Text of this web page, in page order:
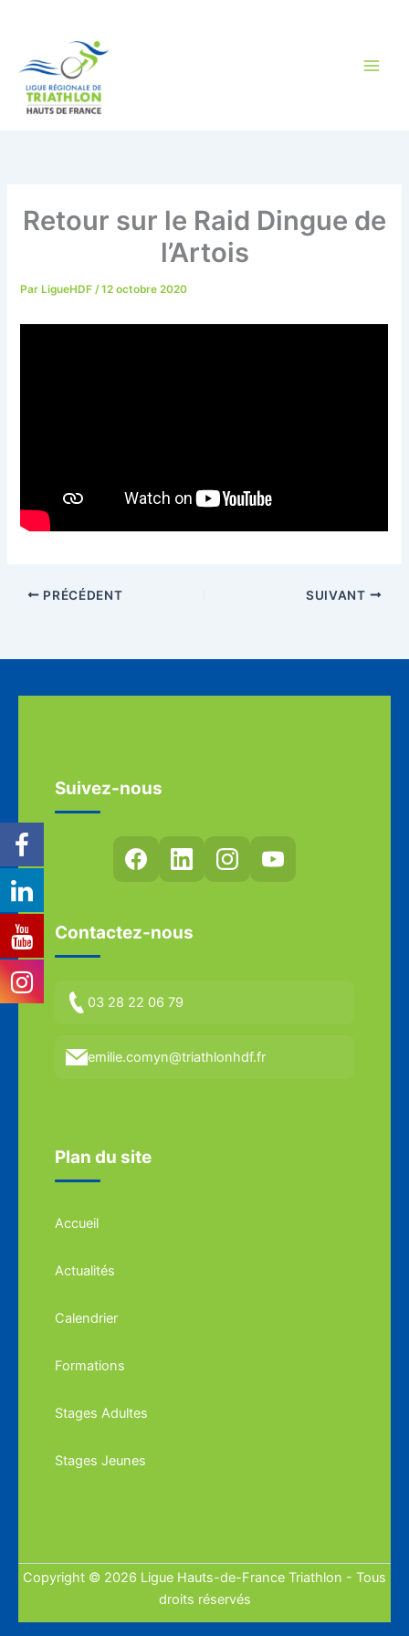
Retour sur le Raid Dingue de
l’Artois
ParLigueHDF /12 octobre 2020
PRÉCÉDENT SUIVANT
Suivez-nous
Contactez-nous
03 28 22 06 79
emilie.comyn@triathlonhdf.fr
Plan du site
Accueil
Actualités
Calendrier
Formations
Stages Adultes
Stages Jeunes
Copyright © 2026 Ligue Hauts-de-France Triathlon - Tous
droits réservés